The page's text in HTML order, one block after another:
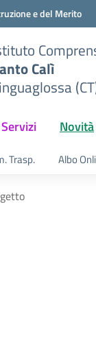
e del Merito
Calì
Servizi Novità
Trasp. Albo